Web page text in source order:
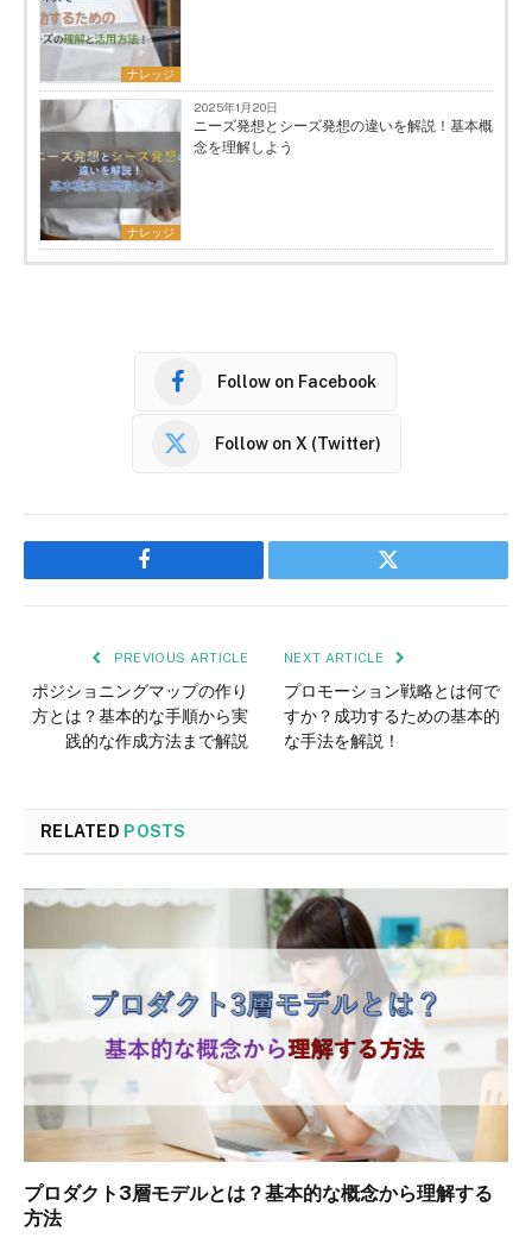
ナレッジ
ナレッジ
2025年1月20日
ニーズ発想とシーズ発想の違いを解説！基本概
念を理解しよう
Follow on Facebook
Follow on X (Twitter)
Facebook Twitter
PREVIOUS ARTICLE
ポジショニングマップの作り
方とは？基本的な手順から実
践的な作成方法まで解説
NEXT ARTICLE
プロモーション戦略とは何で
すか？成功するための基本的
な手法を解説！
RELATED POSTS
プロダクト3層モデルとは？基本的な概念から理解する
方法